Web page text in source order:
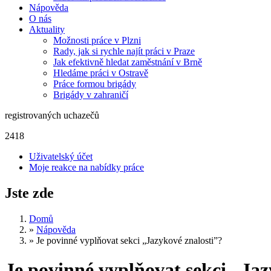
Nápověda
O nás
Aktuality
Možnosti práce v Plzni
Rady, jak si rychle najít práci v Praze
Jak efektivně hledat zaměstnání v Brně
Hledáme práci v Ostravě
Práce formou brigády
Brigády v zahraničí
registrovaných uchazečů
2418
Uživatelský účet
Moje reakce na nabídky práce
Jste zde
Domů
» Nápověda
» Je povinné vyplňovat sekci „Jazykové znalosti”?